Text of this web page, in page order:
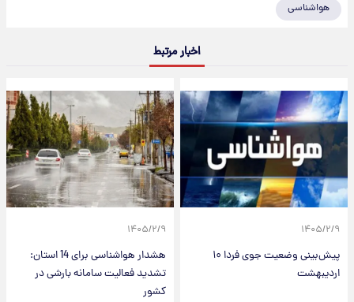
هواشناسی
اخبار مرتبط
۱۴۰۵/۲/۹
پیش‌بینی وضعیت جوی فردا ۱۰
اردیبهشت
۱۴۰۵/۲/۹
هشدار هواشناسی برای 14 استان:
تشدید فعالیت سامانه بارشی در
کشور